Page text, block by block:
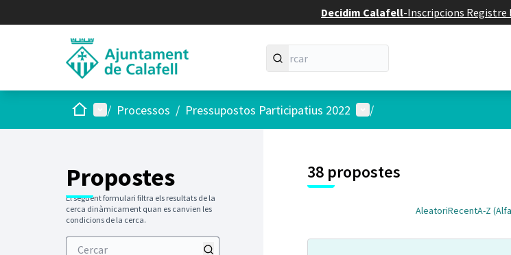
Decidim Calafell-Inscripcions Registre
Inici Menú principal
/ Processos / Pressupostos Participatius 2022 Menú d'usuari
/
Propostes
El següent formulari filtra els resultats de la
cerca dinàmicament quan es canvien les
condicions de la cerca.
38 propostes
AleatoriRecentA-Z